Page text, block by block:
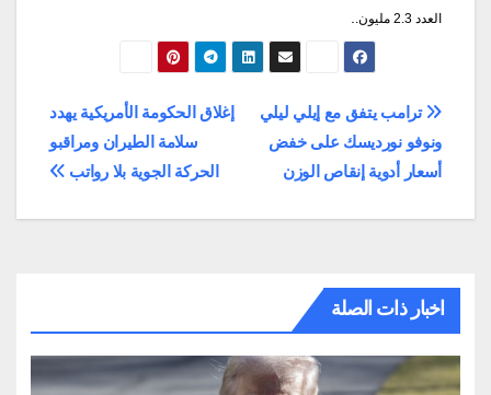
العدد 2.3 مليون.
تصفّح
المقالات
إغلاق الحكومة الأمريكية يهدد
سلامة الطيران ومراقبو
الحركة الجوية بلا رواتب
ترامب يتفق مع إيلي ليلي
ونوفو نورديسك على خفض
أسعار أدوية إنقاص الوزن
اخبار ذات الصلة